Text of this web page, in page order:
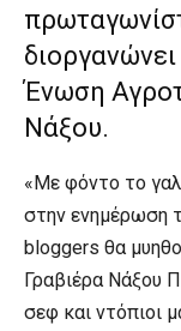
διοργανώνει
Ένωση
Νάξου.
«Με φόντο το
στην ενημέρωση
bloggers θα
Γραβιέρα Νάξου
σεφ και ντόπιοι